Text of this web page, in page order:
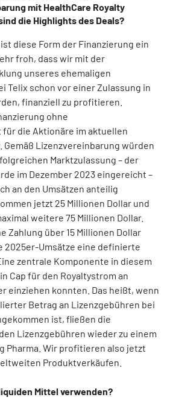
mit HealthCare Royalty
die Highlights des Deals?
diese Form der Finanzierung ein
froh, dass wir mit der
unseres ehemaligen
Telix schon vor einer Zulassung in
finanziell zu profitieren.
ohne
die Aktionäre im aktuellen
Lizenzvereinbarung würden
Marktzulassung – der
im Dezember 2023 eingereicht –
an den Umsätzen anteilig
jetzt 25 Millionen Dollar und
weitere 75 Millionen Dollar.
Zahlung über 15 Millionen Dollar
2025er-Umsätze eine definierte
zentrale Komponente in diesem
Cap für den Royaltystrom an
einziehen konnten. Das heißt, wenn
Betrag an Lizenzgebühren bei
ist, fließen die
Lizenzgebühren wieder zu einem
Pharma. Wir profitieren also jetzt
Produktverkäufen.
Mittel verwenden?